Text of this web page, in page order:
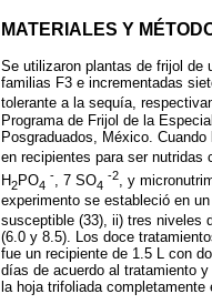
MATERIALES Y
Se utilizaron plantas de frijol de
familias F3 e incrementadas
tolerante a la sequía,
Programa de Frijol de la
Posgraduados, México.
en recipientes para ser nutridas
H2PO4
-, 7 SO4
-2, y
experimento se estableció en
susceptible (33), ii) tres niveles
(6.0 y 8.5). Los doce
fue un recipiente de 1.5 L con
días de acuerdo al tratamiento
la hoja trifoliada